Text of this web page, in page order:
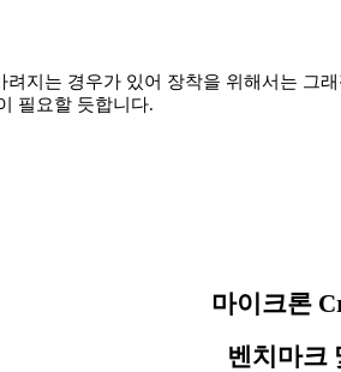
지는 경우가 있어 장착을 위해서는
필요할 듯합니다.
마이크론
벤치마크